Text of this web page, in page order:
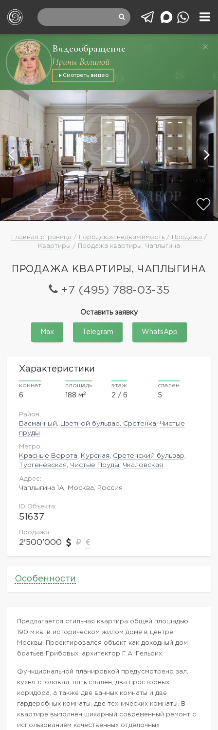
Видеообращение
Ирины Волиной
Смотреть видео
Главная страница / Городская недвижимость/ Продажа /
Квартиры / Продажа квартиры, Чаплыгина
ПРОДАЖА КВАРТИРЫ, ЧАПЛЫГИНА
+7 (495) 788-03-35
Оставить заявку
Max Telegram WhatsApp
Характеристики
комнат
6
площадь
188 м2
этаж
2 / 6
спален
5
Район:
Басманный Цветной бульвар, Сретенка
Чистые
пруды
Метро:
Красные Ворота Курская Сретенский бульвар
Тургеневская
Чистые Пруды Чкаловская
Адрес:
Чаплыгина 1А, Москва, Россия
ID Объекта:
51637
Продажа:
2'500'000
Особенности
Предлагается стильная квартира общей площадью
190 м.кв. в историческом жилом доме в центре
Москвы. Проектировался объект как доходный дом
братьев Грибовых, архитектор Г.А. Гельрих.
Функциональной планировкой предусмотрено зал,
кухня столовая, пять спален, два просторных
коридора, а также две ванных комнаты и две
гардеробных комнаты, две технических комнаты. В
квартире выполнен шикарный современный ремонт с
использованием качественных отделочных